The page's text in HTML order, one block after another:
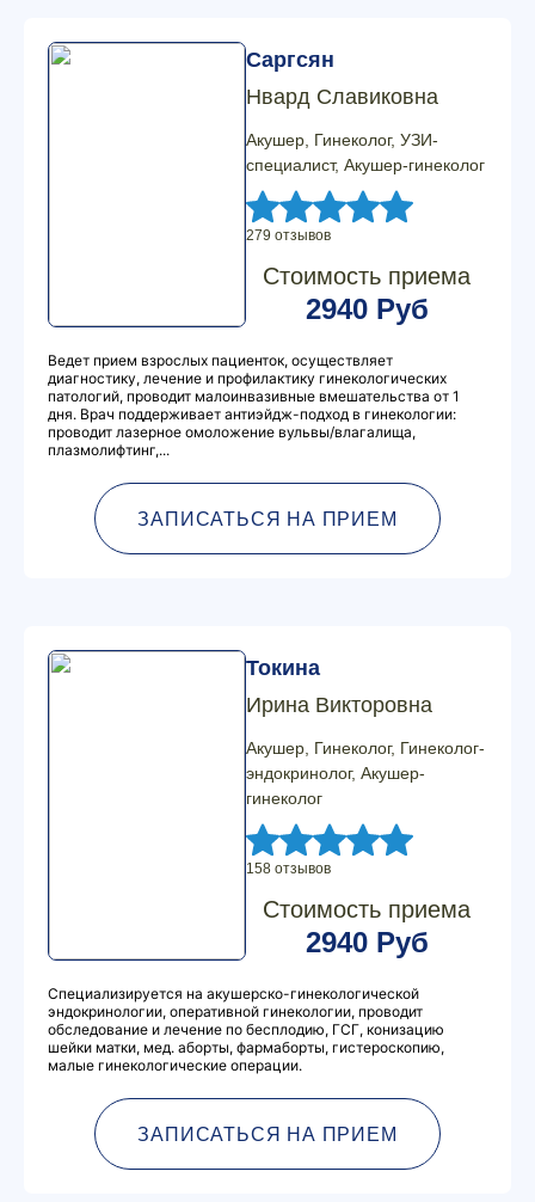
Саргсян
Нвард Славиковна
Акушер, Гинеколог, УЗИ-
специалист, Акушер-гинеколог
279 отзывов
Стоимость приема
2940 Руб
Ведет прием взрослых пациенток, осуществляет
диагностику, лечение и профилактику гинекологических
патологий, проводит малоинвазивные вмешательства от 1
дня. Врач поддерживает антиэйдж-подход в гинекологии:
проводит лазерное омоложение вульвы/влагалища,
плазмолифтинг,...
ЗАПИСАТЬСЯ НА ПРИЕМ
Токина
Ирина Викторовна
Акушер, Гинеколог, Гинеколог-
эндокринолог, Акушер-
гинеколог
158 отзывов
Стоимость приема
2940 Руб
Специализируется на акушерско-гинекологической
эндокринологии, оперативной гинекологии, проводит
обследование и лечение по бесплодию, ГСГ, конизацию
шейки матки, мед. аборты, фармаборты, гистероскопию,
малые гинекологические операции.
ЗАПИСАТЬСЯ НА ПРИЕМ